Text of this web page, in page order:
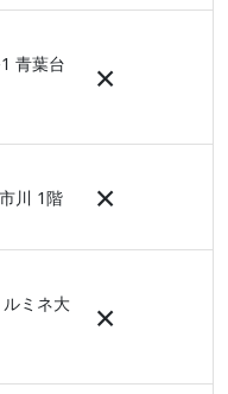
青葉台
×
川 1階 ×
ミネ大
×